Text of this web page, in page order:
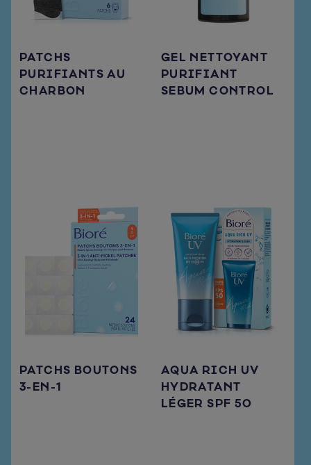
PATCHS
PURIFIANTS AU
CHARBON
GEL NETTOYANT
PURIFIANT
SEBUM CONTROL
PATCHS BOUTONS
3-EN-1
AQUA RICH UV
HYDRATANT
LÉGER SPF 50